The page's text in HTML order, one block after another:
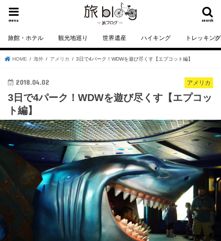
search
menu
旅館・ホテル 観光地巡り 世界遺産 ハイキング トレッキング
HOME 海外 アメリカ 3日で4パーク！WDWを遊び尽くす【エプコット編】
アメリカ
2018.04.02
3日で4パーク！WDWを遊び尽くす【エプコッ
ト編】